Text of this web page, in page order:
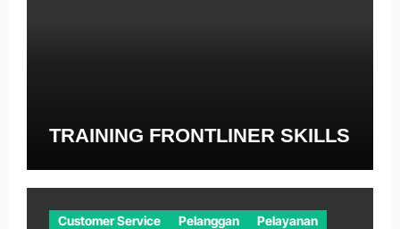
TRAINING FRONTLINER SKILLS
Customer Service Pelanggan Pelayanan